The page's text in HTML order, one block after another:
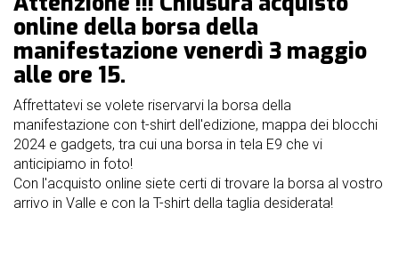
nostri
sponsor
accoglienza
regolamento
online della borsa della
manifestazione venerdì 3 maggio
alle ore 15.
Affrettatevi se volete riservarvi la borsa della
manifestazione con t-shirt dell'edizione, mappa dei blocchi
2024 e gadgets, tra cui una borsa in tela E9 che vi
anticipiamo in foto!
Con l'acquisto online siete certi di trovare la borsa al vostro
arrivo in Valle e con la T-shirt della taglia desiderata!